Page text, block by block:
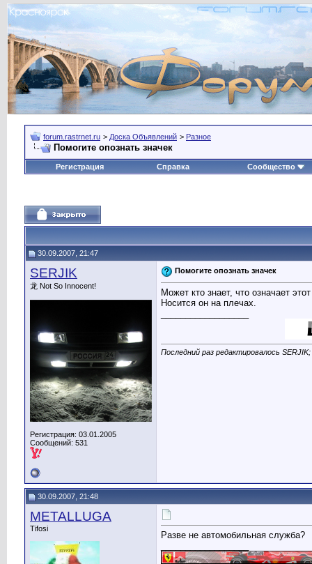
forum.rastrnet.ru > Доска Объявлений > Разное
Помогите опознать значек
Регистрация Справка Сообщество
30.09.2007, 21:47
SERJIK
龙 Not So Innocent!
Регистрация: 03.01.2005
Сообщений: 531
Помогите опознать значек
Может кто знает, что означает
Носится он на плечах.
Последний раз редактировалось
30.09.2007, 21:48
METALLUGA
Tifosi
Разве не автомобильная служба?